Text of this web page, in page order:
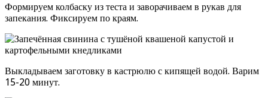
Формируем колбаску из теста и заворачиваем в рукав для
запекания. Фиксируем по краям.
Выкладываем заготовку в кастрюлю с кипящей водой. Варим
15-20 минут.